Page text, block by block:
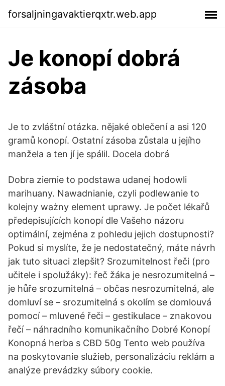
forsaljningavaktierqxtr.web.app
Je konopí dobrá
zásoba
Je to zvláštní otázka. nějaké oblečení a asi 120
gramů konopí. Ostatní zásoba zůstala u jejího
manžela a ten jí je spálil. Docela dobrá
Dobra ziemie to podstawa udanej hodowli
marihuany. Nawadnianie, czyli podlewanie to
kolejny ważny element uprawy. Je počet lékařů
předepisujících konopí dle Vašeho názoru
optimální, zejména z pohledu jejich dostupnosti?
Pokud si myslíte, že je nedostatečný, máte návrh
jak tuto situaci zlepšit? Srozumitelnost řeči (pro
učitele i spolužáky): řeč žáka je nesrozumitelná –
je hůře srozumitelná – občas nesrozumitelná, ale
domluví se – srozumitelná s okolím se domlouvá
pomocí – mluvené řeči – gestikulace – znakovou
řečí – náhradního komunikačního Dobré Konopí
Konopná herba s CBD 50g Tento web používa
na poskytovanie služieb, personalizáciu reklám a
analýze prevádzky súbory cookie.